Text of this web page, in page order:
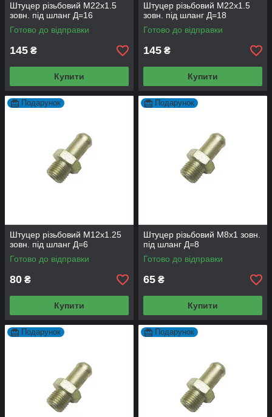
Штуцер різьбовий М22х1.5
зовн. під шланг Д=16
Готово до відправки
145 ₴
Купити
Штуцер різьбовий М22х1.5
зовн. під шланг Д=18
Готово до відправки
145 ₴
Купити
Подарунок
Штуцер різьбовий М12х1.25
зовн. під шланг Д=6
Готово до відправки
80 ₴
Купити
Подарунок
Штуцер різьбовий М8х1 зовн.
під шланг Д=8
Готово до відправки
65 ₴
Купити
Подарунок Подарунок